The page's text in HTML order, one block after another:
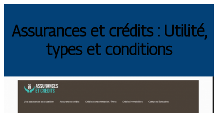
Assurances et crédits : Utilité,
types et conditions